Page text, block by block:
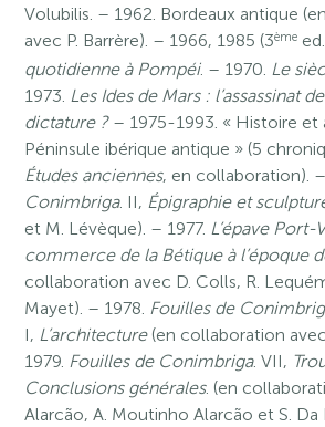
Volubilis. – 1962. Bordeaux antique
avec P. Barrère). – 1966, 1985 (3ème
quotidienne à Pompéi. – 1970. Le
1973. Les Ides de Mars : l’assassinat
dictature ?– 1975-1993. « Histoire et
Péninsule ibérique antique » (5
Études anciennes, en collaboration).
Conimbriga. II, Épigraphie et
et M. Lévèque). – 1977. L’épave Port-
commerce de la Bétique à l’époque
collaboration avec D. Colls, R.
Mayet). – 1978. Fouilles de
I, L’architecture(en collaboration
1979. Fouilles de Conimbriga. VII,
Conclusions générales. (en
Alarcão, A. Moutinho Alarcão et S. Da